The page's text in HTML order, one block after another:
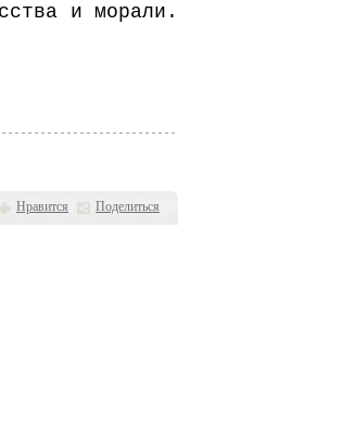
Нравится Поделиться
и морали.